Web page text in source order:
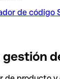
de código